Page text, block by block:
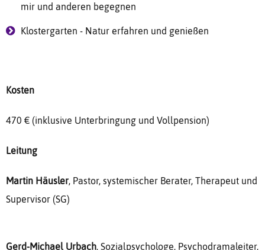
mir und anderen begegnen
Klostergarten - Natur erfahren und genießen
Kosten
470 € (inklusive Unterbringung und Vollpension)
Leitung
Martin Häusler, Pastor, systemischer Berater, Therapeut und
Supervisor (SG)
Gerd-Michael Urbach, Sozialpsychologe, Psychodramaleiter,